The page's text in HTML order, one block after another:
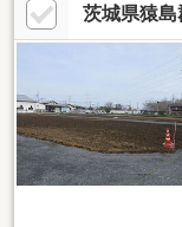
茨城県猿島